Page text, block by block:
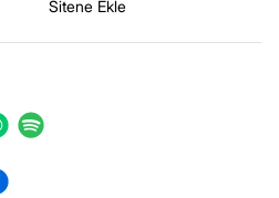
Sitene Ekle